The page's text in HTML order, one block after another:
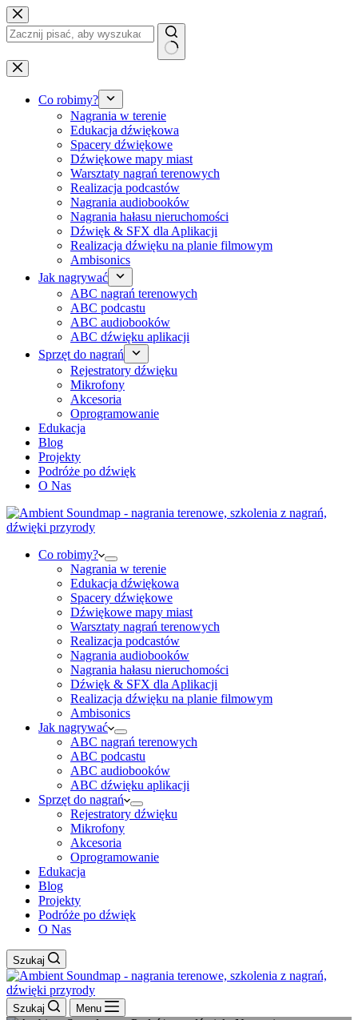
Przejdź
do
treści
Brak
wyników
Co robimy?
Nagrania w terenie
Edukacja dźwiękowa
Spacery dźwiękowe
Dźwiękowe mapy miast
Warsztaty nagrań terenowych
Realizacja podcastów
Nagrania audiobooków
Nagrania hałasu nieruchomości
Dźwięk & SFX dla Aplikacji
Realizacja dźwięku na planie filmowym
Ambisonics
Jak nagrywać
ABC nagrań terenowych
ABC podcastu
ABC audiobooków
ABC dźwięku aplikacji
Sprzęt do nagrań
Rejestratory dźwięku
Mikrofony
Akcesoria
Oprogramowanie
Edukacja
Blog
Projekty
Podróże po dźwięk
O Nas
Co robimy?
Nagrania w terenie
Edukacja dźwiękowa
Spacery dźwiękowe
Dźwiękowe mapy miast
Warsztaty nagrań terenowych
Realizacja podcastów
Nagrania audiobooków
Nagrania hałasu nieruchomości
Dźwięk & SFX dla Aplikacji
Realizacja dźwięku na planie filmowym
Ambisonics
Jak nagrywać
ABC nagrań terenowych
ABC podcastu
ABC audiobooków
ABC dźwięku aplikacji
Sprzęt do nagrań
Rejestratory dźwięku
Mikrofony
Akcesoria
Oprogramowanie
Edukacja
Blog
Projekty
Podróże po dźwięk
O Nas
Szukaj
Szukaj Menu